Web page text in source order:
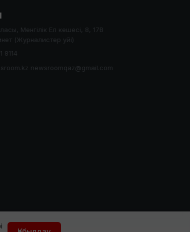
Менгілік Ел кешесі, 8, 17В
(Журналистер уйі)
8114
newsroomqaz@gmail.com